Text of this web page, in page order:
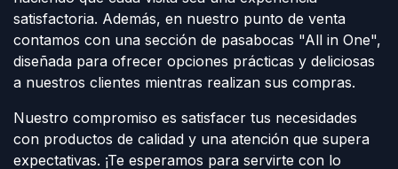
satisfactoria. Además, en nuestro punto de venta
contamos con una sección de pasabocas "All in One",
diseñada para ofrecer opciones prácticas y deliciosas
a nuestros clientes mientras realizan sus compras.
Nuestro compromiso es satisfacer tus necesidades
con productos de calidad y una atención que supera
expectativas. ¡Te esperamos para servirte con lo